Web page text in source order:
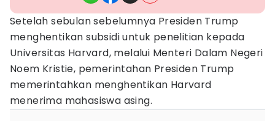
Setelah sebulan sebelumnya Presiden Trump
menghentikan subsidi untuk penelitian kepada
Universitas Harvard, melalui Menteri Dalam Negeri
Noem Kristie, pemerintahan Presiden Trump
memerintahkan menghentikan Harvard
menerima mahasiswa asing.